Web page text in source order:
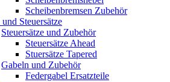
Scheibenbremsen Zubehör
Steuersätze
Steuersätze und Zubehör
Steuersätze Ahead
Stuersätze Tapered
Gabeln und Zubehör
Federgabel Ersatzteile